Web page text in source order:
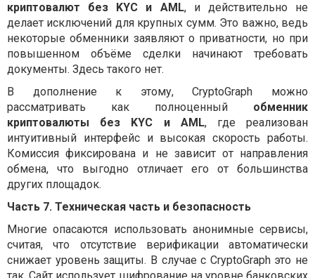
криптовалют без KYC и AML, и действительно не
делает исключений для крупных сумм. Это важно, ведь
некоторые обменники заявляют о приватности, но при
повышенном объёме сделки начинают требовать
документы. Здесь такого нет.
В дополнение к этому, CryptoGraph можно
рассматривать как полноценный обменник
криптовалюты без KYC и AML, где реализован
интуитивный интерфейс и высокая скорость работы.
Комиссия фиксирована и не зависит от направления
обмена, что выгодно отличает его от большинства
других площадок.
Часть 7. Техническая часть и безопасность
Многие опасаются использовать анонимные сервисы,
считая, что отсутствие верификации автоматически
снижает уровень защиты. В случае с CryptoGraph это не